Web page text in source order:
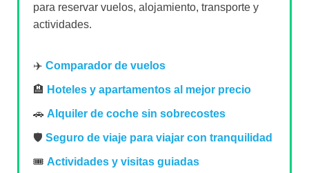
para reservar vuelos, alojamiento, transporte y
actividades.
✈️ Comparador de vuelos
🏨 Hoteles y apartamentos al mejor precio
🚗 Alquiler de coche sin sobrecostes
🛡️ Seguro de viaje para viajar con tranquilidad
🎟️ Actividades y visitas guiadas